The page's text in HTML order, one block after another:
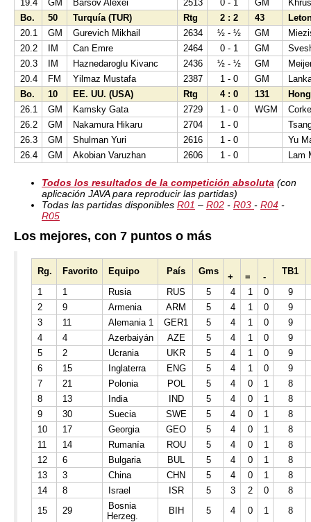
19.4 GM Barsov Alexei 2513 0 - 1 GM
Bo.
50 Turquía (TUR) Rtg 2 : 2 43
20.1
GM Gurevich Mikhail 2634 ½ - ½ GM
20.2
IM Can Emre 2464 0 - 1 GM
20.3
IM Haznedaroglu Kivanc 2436 ½ - ½ GM
20.4
FM Yilmaz Mustafa 2387 1 - 0 GM
Bo.
10 EE. UU. (USA) Rtg 4 : 0 131
26.1
GM Kamsky Gata 2729 1 - 0 WGM
26.2
GM Nakamura Hikaru 2704 1 - 0
26.3
GM Shulman Yuri 2616 1 - 0
Yu
26.4
GM Akobian Varuzhan 2606 1 - 0 Lam
Todos los resultados de la competición absoluta (con
aplicación JAVA para reproducir las partidas)
Todas las partidas disponibles R01 – R02 - R03 - R04 -
R05
Los mejores, con 7 puntos o más
Rg. Favorito Equipo País Gms
+ = -
TB1
1
1 Rusia RUS 5 4 1 0
9
2
9 Armenia ARM 5 4 1 0
9
3
11 Alemania 1 GER1 5 4 1 0
9
4
4 Azerbaiyán AZE 5 4 1 0
9
5
2 Ucrania UKR 5 4 1 0
9
6
15 Inglaterra ENG 5 4 1 0
9
7
21 Polonia POL 5 4 0 1
8
8
13 India IND 5 4 0 1
8
9
30 Suecia SWE 5 4 0 1
8
10
17 Georgia GEO 5 4 0 1
8
11
14 Rumanía ROU 5 4 0 1
8
12
6 Bulgaria BUL 5 4 0 1
8
13
3 China CHN 5 4 0 1
8
14
8 Israel ISR 5 3 2 0
8
15
29
Bosnia
Herzeg.
BIH 5 4 0 1
8